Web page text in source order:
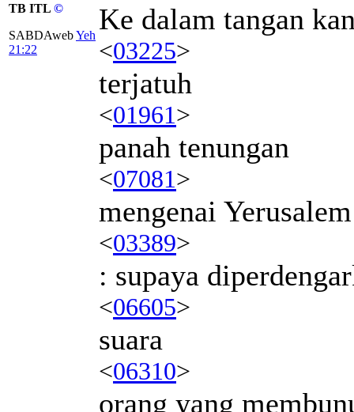
TB ITL ©
SABDAwebYeh
21:22
Ke dalam tangan
<03225>
terjatuh
<01961>
panah tenungan
<07081>
mengenai Yerusalem
<03389>
: supaya
<06605>
suara
<06310>
orang yang